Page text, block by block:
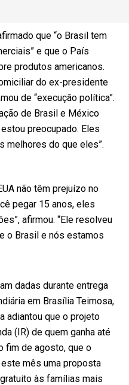
que “o Brasil tem
e que o País
produtos americanos.
do ex-presidente
de “execução política”.
de Brasil e México
preocupado. Eles
melhores do que eles”.
não têm prejuízo no
pegar 15 anos, eles
afirmou. “Ele resolveu
o Brasil e nós estamos
dadas durante entrega
em Brasília Teimosa,
adiantou que o projeto
(IR) de quem ganha até
fim de agosto, que o
mês uma proposta
às famílias mais